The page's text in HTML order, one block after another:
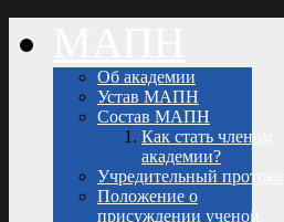
Об академии
Устав МАПН
Состав МАПН
Как стать членом
академии?
Учредительный протокол
Положение о
присуждении ученой